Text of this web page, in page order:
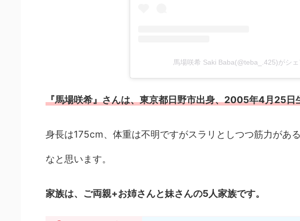
馬場咲希 Saki Baba(@teba_.425)がシ
『馬場咲希』さんは、東京都日野市出身、2005年4月25日
身長は175cm、体重は不明ですがスラリとしつつ筋力があ
なと思います。
家族は、ご両親+お姉さんと妹さんの5人家族です。